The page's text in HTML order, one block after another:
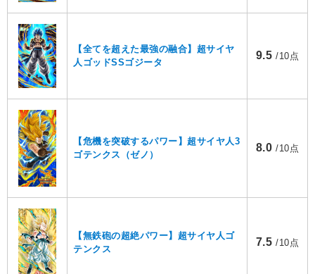
【全てを超えた最強の融合】超サイヤ
人ゴッドSSゴジータ
9.5 /10点
【危機を突破するパワー】超サイヤ人3
ゴテンクス（ゼノ）
8.0 /10点
【無鉄砲の超絶パワー】超サイヤ人ゴ
テンクス
7.5 /10点